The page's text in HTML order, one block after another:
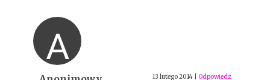
A
13 lutego 2014 Odpowiedz